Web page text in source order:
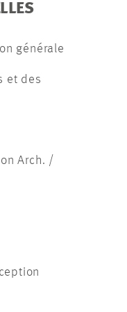
générale
et des
Arch. /